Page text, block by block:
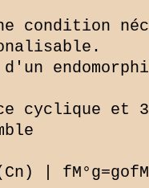
condition
cyclique et
|